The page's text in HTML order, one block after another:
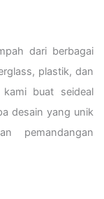
dari berbagai
plastik, dan
buat seideal
desain yang unik
pemandangan